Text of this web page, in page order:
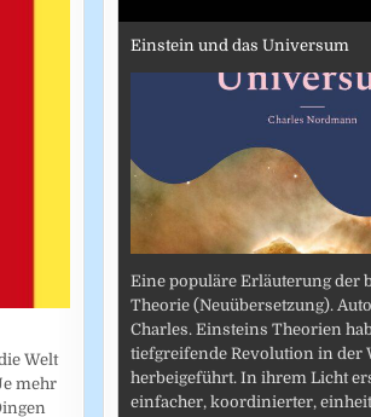
Welt
mehr
Einstein und das Universum
Eine populäre Erläuterung der
Theorie (Neuübersetzung).
Charles. Einsteins Theorien
tiefgreifende Revolution in der
herbeigeführt. In ihrem Licht
einfacher, koordinierter,